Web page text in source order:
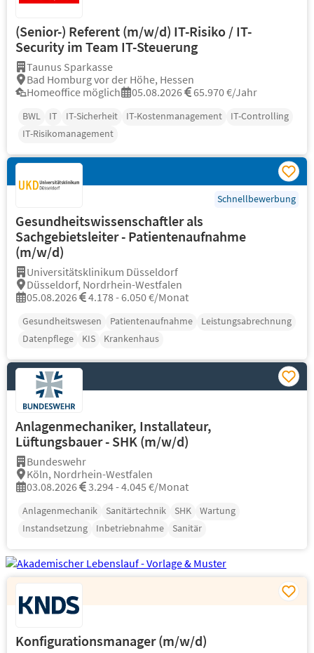
(Senior-) Referent (m/w/d) IT-Risiko / IT-
Security im Team IT-Steuerung
Taunus Sparkasse
Bad Homburg vor der Höhe, Hessen
Homeoffice möglich
05.08.2026 65.970 €/Jahr
BWL IT IT-Sicherheit IT-Kostenmanagement
IT-Controlling
IT-Risikomanagement
Schnellbewerbung
Gesundheitswissenschaftler als
Sachgebietsleiter - Patientenaufnahme
(m/w/d)
Universitätsklinikum Düsseldorf
Düsseldorf, Nordrhein-Westfalen
05.08.2026
4.178 - 6.050 €/Monat
Gesundheitswesen Patientenaufnahme
Leistungsabrechnung
Datenpflege
KIS Krankenhaus
Anlagenmechaniker, Installateur,
Lüftungsbauer - SHK (m/w/d)
Bundeswehr
Köln, Nordrhein-Westfalen
03.08.2026
3.294 - 4.045 €/Monat
Anlagenmechanik Sanitärtechnik SHK
Wartung
Instandsetzung
Inbetriebnahme Sanitär
Konfigurationsmanager (m/w/d)